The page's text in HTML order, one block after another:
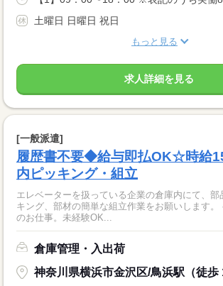
土曜日 日曜日 祝日
もっと見る
求人詳細を見る
[一般派遣]
履歴書不要◆給与即払OK☆時給
内ピッキング・組立
エレベーターを扱っている企業の倉庫内にて、部
キング、部材の簡単な組立作業をお願いします
のお仕事。未経験OK...
倉庫管理・入出荷
神奈川県横浜市金沢区/鳥浜駅（徒歩